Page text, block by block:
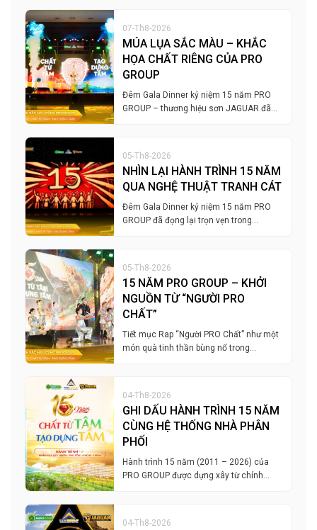
07-Th8-2026
MÚA LỤA SẮC MÀU – KHẮC
HỌA CHẤT RIÊNG CỦA PRO
GROUP
Đêm Gala Dinner kỷ niệm 15 năm PRO
GROUP – thương hiệu sơn JAGUAR đã…
05-Th8-2026
NHÌN LẠI HÀNH TRÌNH 15 NĂM
QUA NGHỆ THUẬT TRANH CÁT
Đêm Gala Dinner kỷ niệm 15 năm PRO
GROUP đã đọng lại trọn vẹn trong…
05-Th8-2026
15 NĂM PRO GROUP – KHỞI
NGUỒN TỪ “NGƯỜI PRO
CHẤT”
Tiết mục Rap “Người PRO Chất” như một
món quà tinh thần bùng nổ trong…
04-Th8-2026
GHI DẤU HÀNH TRÌNH 15 NĂM
CÙNG HỆ THỐNG NHÀ PHÂN
PHỐI
Hành trình 15 năm (2011 – 2026) của
PRO GROUP được dựng xây từ chính…
04-Th8-2026